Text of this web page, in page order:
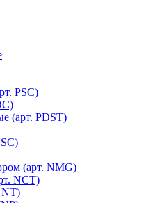
PSC)
(арт. PDST)
(арт. NMG)
NCT)
NT)